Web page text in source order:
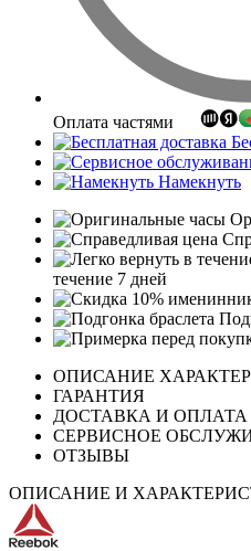
Оплата частями
Намекнуть
течение 7 дней
ОПИСАНИЕ
ГАРАНТИЯ
ДОСТАВКА И ОПЛАТА
СЕРВИСНОЕ
ОТЗЫВЫ
ОПИСАНИЕ И